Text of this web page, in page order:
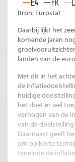
Bron: Eurostat
Daarbij lijkt het
komende jaren
landen van de
Met dit in het
de
huidige
het doet er wel
verhogen van de
van de
Daarnaast geeft
om op korte
teneinde de